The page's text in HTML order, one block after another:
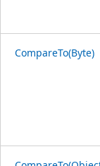
CompareTo(Byte)